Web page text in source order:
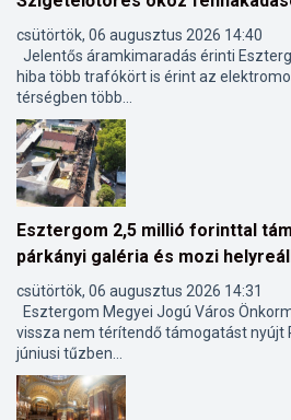
csütörtök, 06 augusztus 2026 14:40
Jelentős áramkimaradás érinti
hiba több trafókört is érint az
térségben több...
Esztergom 2,5 millió forinttal
párkányi galéria és mozi
csütörtök, 06 augusztus 2026 14:31
Esztergom Megyei Jogú Város
vissza nem térítendő támogatást nyújt
júniusi tűzben...